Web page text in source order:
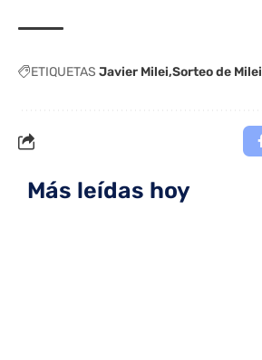
ETIQUETAS Javier Milei Sorteo de Milei
Más leídas hoy